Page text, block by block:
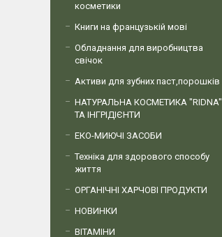
косметики
Книги на французькій мові
Обладнання для виробництва
свічок
Активи для зубних паст,порошків
НАТУРАЛЬНА КОСМЕТИКА "RIDNA"
ТА ІНГРІДІЄНТИ
ЕКО-МИЮЧІ ЗАСОБИ
Техніка для здорового способу
життя
ОРГАНІЧНІ ХАРЧОВІ ПРОДУКТИ
НОВИНКИ
ВІТАМІНИ